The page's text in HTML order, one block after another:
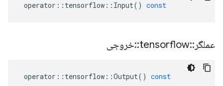
operator :: tensorflow :: Input() const
عملگر ::
tensorflow
::خروجی
operator :: tensorflow ::Output() const